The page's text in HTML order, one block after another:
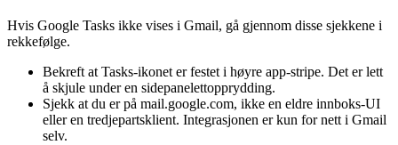
Hvis Google Tasks ikke vises i Gmail, gå gjennom disse sjekkene i
rekkefølge.
Bekreft at Tasks-ikonet er festet i høyre app-stripe. Det er lett
å skjule under en sidepanelettopprydding.
Sjekk at du er på mail.google.com, ikke en eldre innboks-UI
eller en tredjepartsklient. Integrasjonen er kun for nett i Gmail
selv.